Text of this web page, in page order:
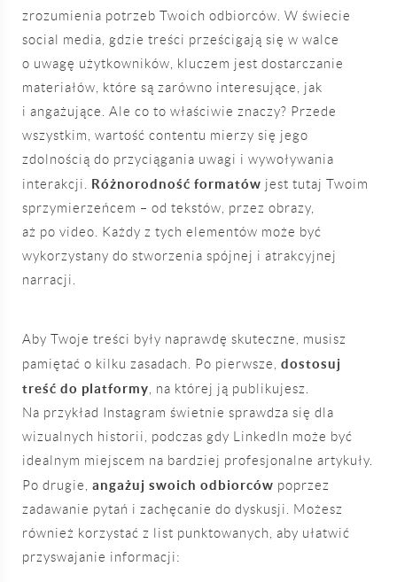
zrozumienia potrzeb Twoich odbiorców. W świecie
social media, gdzie treści prześcigają się w walce
o uwagę użytkowników, kluczem jest dostarczanie
materiałów, które są zarówno interesujące, jak
i angażujące. Ale co to właściwie znaczy? Przede
wszystkim, wartość contentu mierzy się jego
zdolnością do przyciągania uwagi i wywoływania
interakcji. Różnorodność formatów jest tutaj Twoim
sprzymierzeńcem – od tekstów, przez obrazy,
aż po video. Każdy z tych elementów może być
wykorzystany do stworzenia spójnej i atrakcyjnej
narracji.
Aby Twoje treści były naprawdę skuteczne, musisz
pamiętać o kilku zasadach. Po pierwsze, dostosuj
treść do platformy , na której ją publikujesz.
Na przykład Instagram świetnie sprawdza się dla
wizualnych historii, podczas gdy LinkedIn może być
idealnym miejscem na bardziej profesjonalne artykuły.
Po drugie, angażuj swoich odbiorców poprzez
zadawanie pytań i zachęcanie do dyskusji. Możesz
również korzystać z list punktowanych, aby ułatwić
przyswajanie informacji: